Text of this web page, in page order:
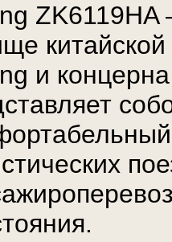
ZK6119HA
и